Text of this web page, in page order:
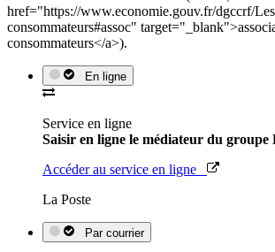
href="https://www.economie.gouv.fr/dgccrf/
consommateurs#assoc"
consommateurs</a>).
En ligne
Service en ligne
Saisir en ligne le médiateur du groupe
Accéder au service en ligne
La Poste
Par courrier